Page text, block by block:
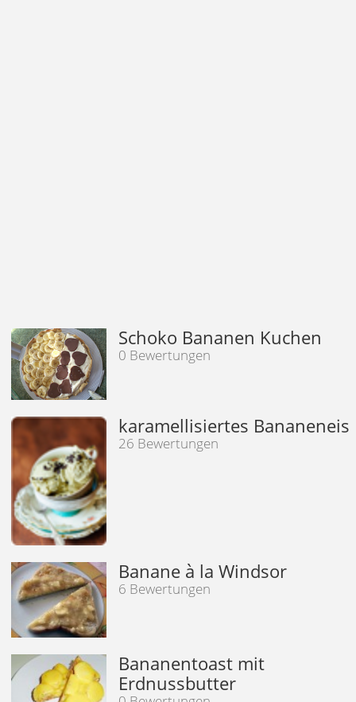
Schoko Bananen Kuchen
0 Bewertungen
karamellisiertes Bananeneis
26 Bewertungen
Banane à la Windsor
6 Bewertungen
Bananentoast mit
Erdnussbutter